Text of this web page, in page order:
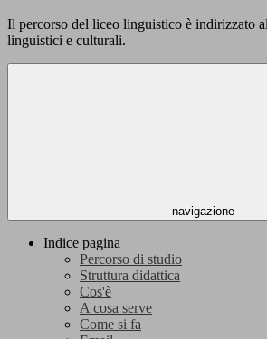
Il percorso del liceo linguistico è indirizzato
linguistici e culturali.
navigazione
Indice pagina
Percorso di studio
Struttura didattica
Cos'è
A cosa serve
Come si fa